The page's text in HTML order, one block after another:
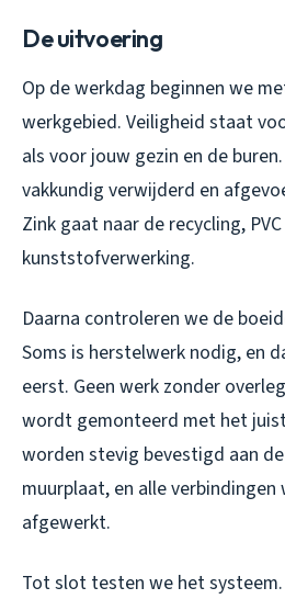
De uitvoering
Op de werkdag beginnen we
werkgebied. Veiligheid staat
als voor jouw gezin en de
vakkundig verwijderd en
Zink gaat naar de recycling,
kunststofverwerking.
Daarna controleren we de
Soms is herstelwerk nodig, en
eerst. Geen werk zonder
wordt gemonteerd met het
worden stevig bevestigd aan
muurplaat, en alle
afgewerkt.
Tot slot testen we het